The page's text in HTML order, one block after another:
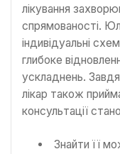
лікування
спрямованості.
індивідуальні
глибоке
ускладнень.
лікар також
консультації
Знайти її